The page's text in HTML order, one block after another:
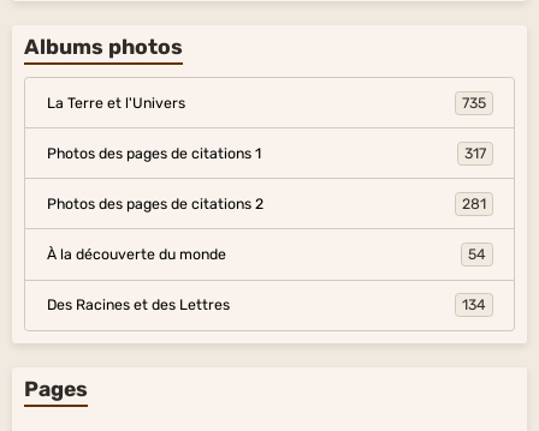
Albums photos
La Terre et l'Univers 735
Photos des pages de citations 1 317
Photos des pages de citations 2 281
À la découverte du monde 54
Des Racines et des Lettres 134
Pages